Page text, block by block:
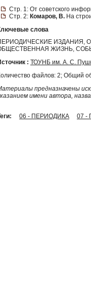
Стр. 1: От советского
Стр. 2: Комаров, В. На
слова
ИЗДАНИЯ,
ЖИЗНЬ,
: ТОУНБ им. А. С.
файлов: 2; Общий
предназначены
имени автора,
06 - ПЕРИОДИКА 07 -